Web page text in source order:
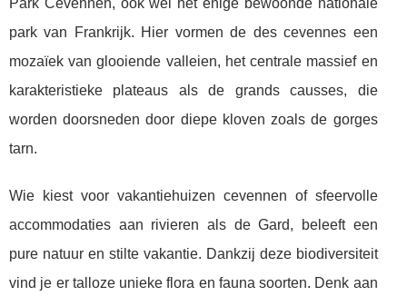
Park Cevennen, ook wel het enige bewoonde nationale
park van Frankrijk. Hier vormen de des cevennes een
mozaïek van glooiende valleien, het centrale massief en
karakteristieke plateaus als de grands causses, die
worden doorsneden door diepe kloven zoals de gorges
tarn.
Wie kiest voor vakantiehuizen cevennen of sfeervolle
accommodaties aan rivieren als de Gard, beleeft een
pure natuur en stilte vakantie. Dankzij deze biodiversiteit
vind je er talloze unieke flora en fauna soorten. Denk aan